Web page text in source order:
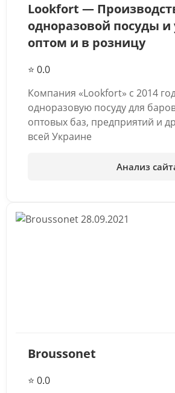
Lookfort —
одноразовой посуды и
оптом и в розницу
⭐ 0.0
Компания «Lookfort» с 2014
одноразовую посуду для
оптовых баз, предприятий и
всей Украине
Анализ
28.09.2021
Broussonet
⭐ 0.0